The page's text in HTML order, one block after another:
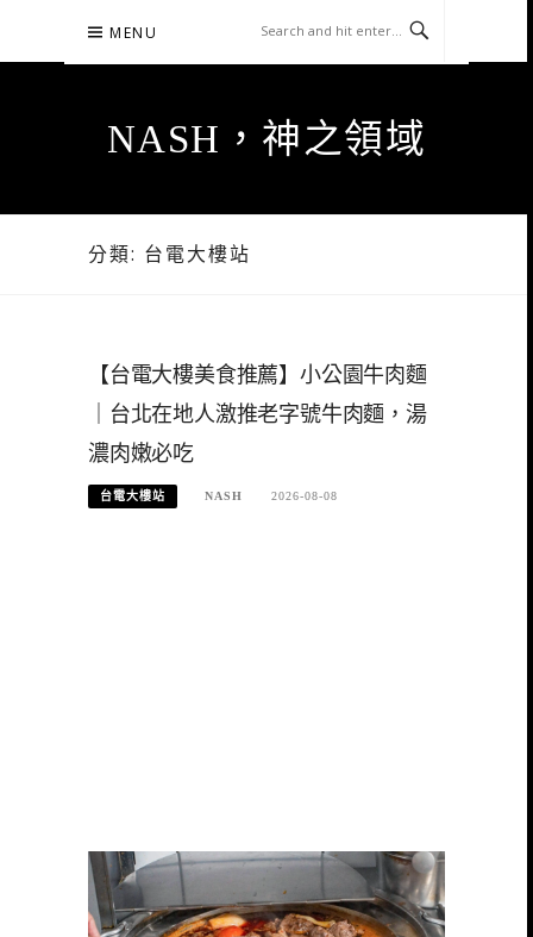
content
MENU
NASH，神之領域
分類: 台電大樓站
【台電大樓美食推薦】小公園牛肉麵
｜台北在地人激推老字號牛肉麵，湯
濃肉嫩必吃
台電大樓站 NASH 2026-08-08